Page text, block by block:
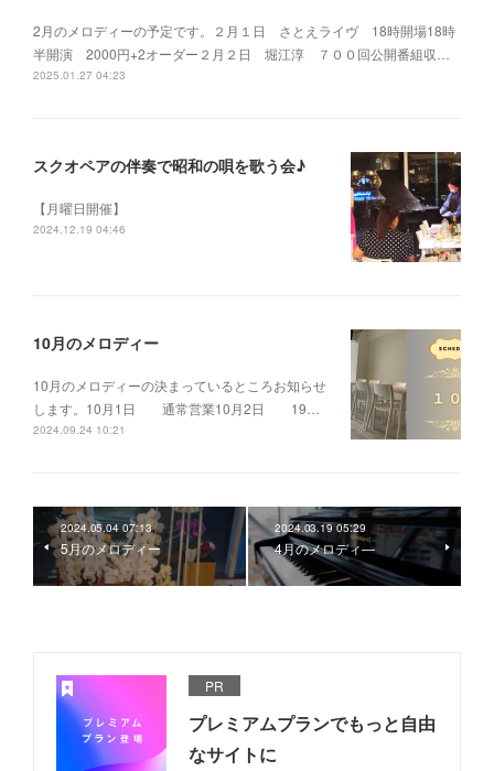
2月のメロディーの予定です。２月１日 さとえライヴ 18時開場18時
半開演 2000円+2オーダー２月２日 堀江淳 ７００回公開番組収…
2025.01.27 04:23
スクオペアの伴奏で昭和の唄を歌う会♪
【月曜日開催】
2024.12.19 04:46
10月のメロディー
10月のメロディーの決まっているところお知らせ
します。10月1日 通常営業10月2日 19…
2024.09.24 10:21
2024.05.04 07:13
5月のメロディー
2024.03.19 05:29
4月のメロディ―
PR
プレミアムプランでもっと自由
なサイトに